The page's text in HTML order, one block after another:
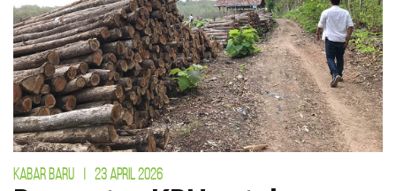
KABAR BARU | 23 APRIL 2026